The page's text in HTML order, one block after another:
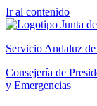
Ir al contenido
Servicio Andaluz
Consejería de
y Emergencias